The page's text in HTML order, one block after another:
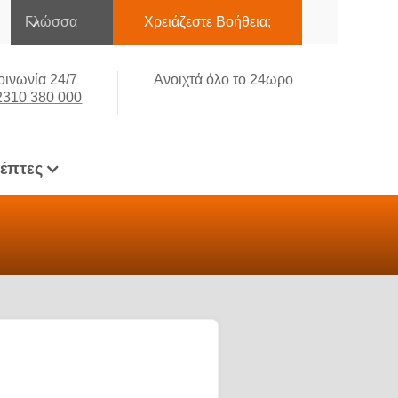
Γλώσσα Χρειάζεστε Βοήθεια;
24/7
380 000
Ανοιχτά όλο το 24ωρο